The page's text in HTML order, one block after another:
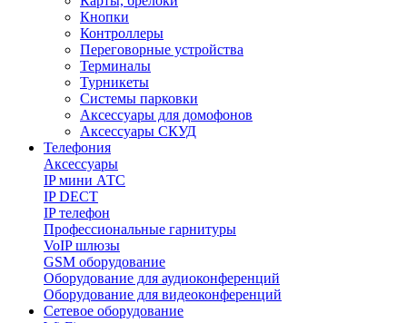
Кнопки
Контроллеры
Переговорные устройства
Терминалы
Турникеты
Системы парковки
Аксессуары для домофонов
Аксессуары СКУД
Телефония
Aксессуары
IP мини АТС
IP DECT
IP телефон
Профессиональные гарнитуры
VoIP шлюзы
GSM оборудование
Оборудование для аудиоконференций
Оборудование для видеоконференций
Сетевое оборудование